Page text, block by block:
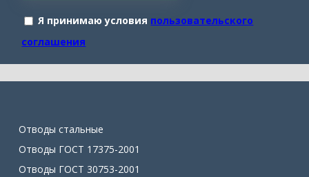
Я принимаю условия пользовательского
соглашения
Отводы стальные
Отводы ГОСТ 17375-2001
Отводы ГОСТ 30753-2001